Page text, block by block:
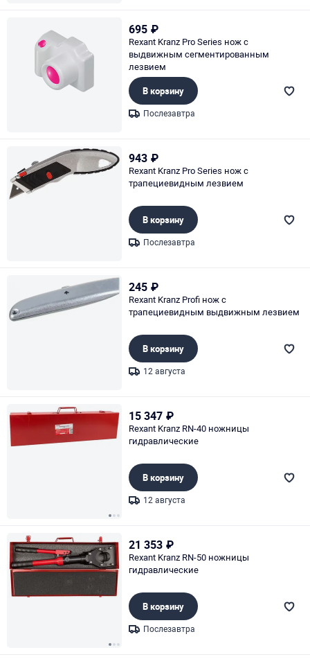
695 ₽
Rexant Kranz Pro Series нож с
выдвижным сегментированным
лезвием
В корзину
Послезавтра
943 ₽
Rexant Kranz Pro Series нож с
трапециевидным лезвием
В корзину
Послезавтра
245 ₽
Rexant Kranz Profi нож с
трапециевидным выдвижным лезвием
В корзину
12 августа
15 347 ₽
Rexant Kranz RN-40 ножницы
гидравлические
В корзину
12 августа
21 353 ₽
Rexant Kranz RN-50 ножницы
гидравлические
В корзину
Послезавтра